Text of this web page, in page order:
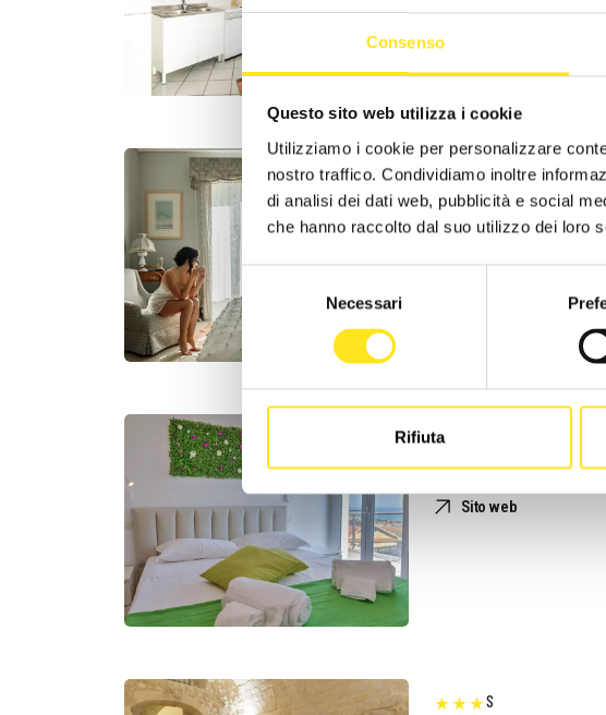
Consenso
Questo sito web utilizza i cookie
Utilizziamo i cookie per personalizzare
nostro traffico. Condividiamo inoltre
di analisi dei dati web, pubblicità e social
che hanno raccolto dal suo utilizzo dei loro
del
consenso
Necessari
Rifiuta
S
PALAZZO DEGLI
MAISON DE CHARME
Richiedi informazioni
VILLA VANI
Sito web
S